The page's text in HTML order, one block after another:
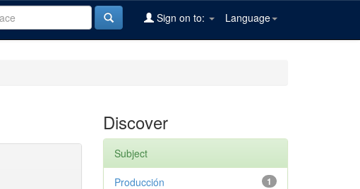
Language
Sign on to:
Discover
Subject
1
Producción